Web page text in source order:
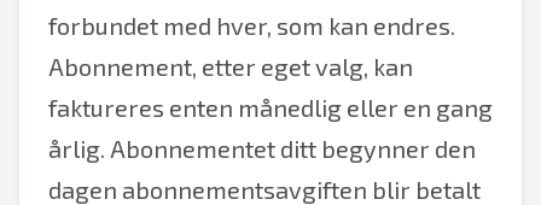
forbundet med hver, som kan endres.
Abonnement, etter eget valg, kan
faktureres enten månedlig eller en gang
årlig. Abonnementet ditt begynner den
dagen abonnementsavgiften blir betalt